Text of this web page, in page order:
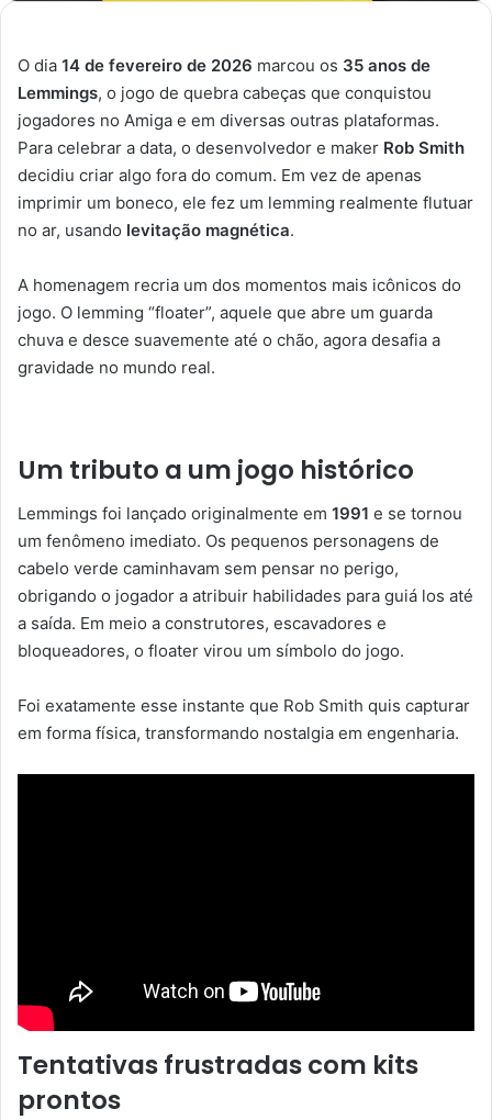
O dia 14 de fevereiro de 2026 marcou os 35 anos de
Lemmings, o jogo de quebra cabeças que conquistou
jogadores no Amiga e em diversas outras plataformas.
Para celebrar a data, o desenvolvedor e maker Rob Smith
decidiu criar algo fora do comum. Em vez de apenas
imprimir um boneco, ele fez um lemming realmente flutuar
no ar, usando levitação magnética.
A homenagem recria um dos momentos mais icônicos do
jogo. O lemming “floater”, aquele que abre um guarda
chuva e desce suavemente até o chão, agora desafia a
gravidade no mundo real.
Um tributo a um jogo histórico
Lemmings foi lançado originalmente em 1991 e se tornou
um fenômeno imediato. Os pequenos personagens de
cabelo verde caminhavam sem pensar no perigo,
obrigando o jogador a atribuir habilidades para guiá los até
a saída. Em meio a construtores, escavadores e
bloqueadores, o floater virou um símbolo do jogo.
Foi exatamente esse instante que Rob Smith quis capturar
em forma física, transformando nostalgia em engenharia.
Tentativas frustradas com kits
prontos